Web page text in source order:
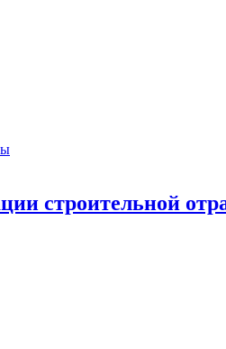
строительной